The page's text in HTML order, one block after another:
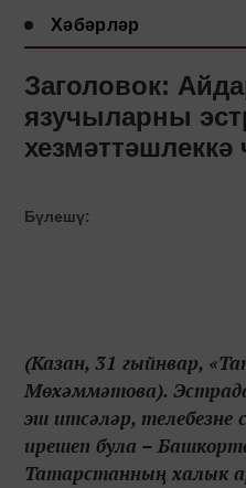
Хәбәрләр
Заголовок:
язучыларны
хезмәттәшлеккә
Бүлешү:
(Казан, 31 гыйнвар,
Мөхәммәтова).
эш итсәләр, телебезне
ирешеп була –
Татарстанның халык